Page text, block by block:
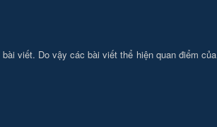
viết. Do vậy các bài viết thể hiện quan điểm của